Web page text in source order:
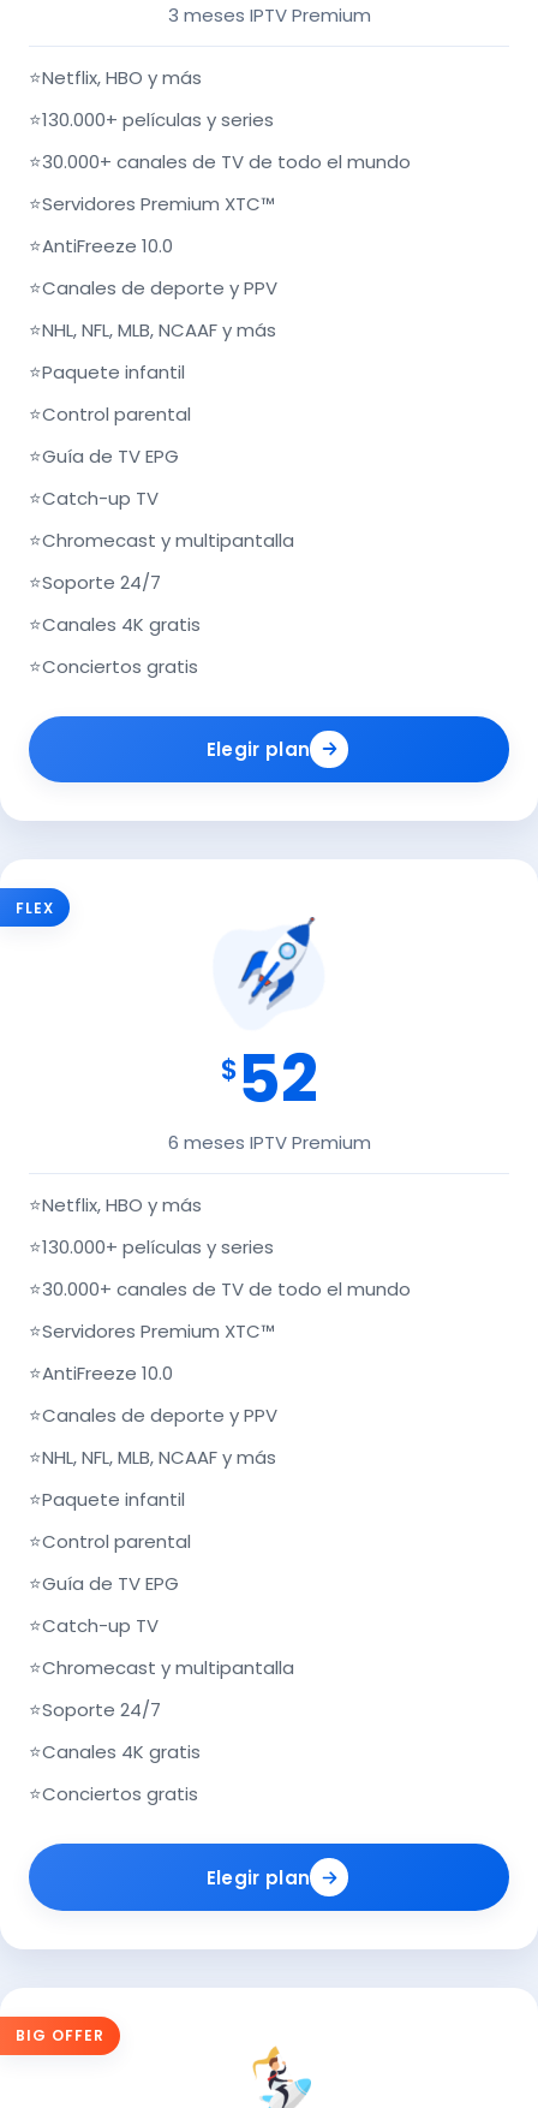
3 meses IPTV Premium
⭐Netflix, HBO y más
⭐130.000+ películas y series
⭐30.000+ canales de TV de todo el mundo
⭐Servidores Premium XTC™
⭐AntiFreeze 10.0
⭐Canales de deporte y PPV
⭐NHL, NFL, MLB, NCAAF y más
⭐Paquete infantil
⭐Control parental
⭐Guía de TV EPG
⭐Catch-up TV
⭐Chromecast y multipantalla
⭐Soporte 24/7
⭐Canales 4K gratis
⭐Conciertos gratis
Elegir plan
FLEX
$52
6 meses IPTV Premium
⭐Netflix, HBO y más
⭐130.000+ películas y series
⭐30.000+ canales de TV de todo el mundo
⭐Servidores Premium XTC™
⭐AntiFreeze 10.0
⭐Canales de deporte y PPV
⭐NHL, NFL, MLB, NCAAF y más
⭐Paquete infantil
⭐Control parental
⭐Guía de TV EPG
⭐Catch-up TV
⭐Chromecast y multipantalla
⭐Soporte 24/7
⭐Canales 4K gratis
⭐Conciertos gratis
Elegir plan
BIG OFFER